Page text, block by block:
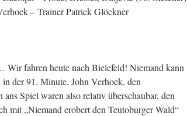
– Trainer Patrick Glöckner
fahren heute nach Bielefeld! Niemand kann
der 91. Minute, John Verhoek, den
Spiel waren also relativ überschaubar, den
mit „Niemand erobert den Teutoburger Wald“